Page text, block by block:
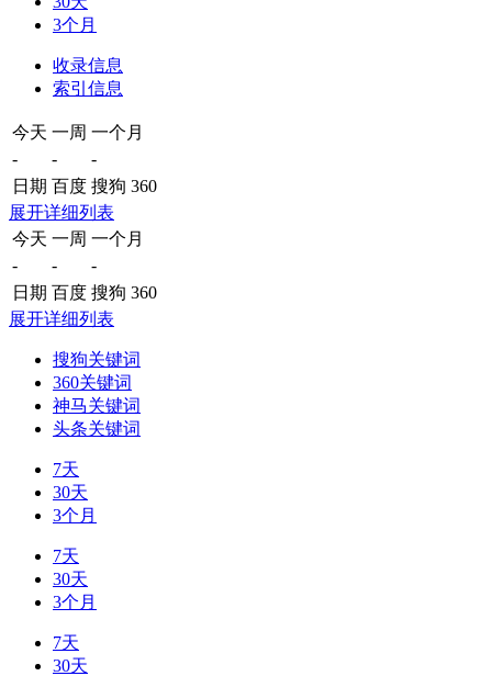
3个月
收录信息
索引信息
今天 一周 一个月
-
-
-
日期 百度 搜狗 360
展开详细列表
今天 一周 一个月
-
-
-
日期 百度 搜狗 360
展开详细列表
搜狗关键词
360关键词
神马关键词
头条关键词
7天
30天
3个月
7天
30天
3个月
7天
30天